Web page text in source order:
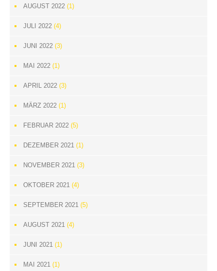
AUGUST 2022 (1)
JULI 2022 (4)
JUNI 2022 (3)
MAI 2022 (1)
APRIL 2022 (3)
MÄRZ 2022 (1)
FEBRUAR 2022 (5)
DEZEMBER 2021 (1)
NOVEMBER 2021 (3)
OKTOBER 2021 (4)
SEPTEMBER 2021 (5)
AUGUST 2021 (4)
JUNI 2021 (1)
MAI 2021 (1)